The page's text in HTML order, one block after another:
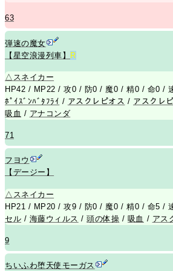
63
弾速の魔女
【星空浪漫列車】 R
△ スネイカー
HP42 / MP22 / 攻0 / 防0 / 魔0 / 精0 / 命0 /
ﾎﾟｲｽﾞﾝﾊﾞﾀﾌﾗｲ / アスクレピオス / アスクレ
吸血 / アナコンダ
71
フヨウ
【デージー】
△ スネイカー
HP21 / MP20 / 攻9 / 防0 / 魔0 / 精0 / 命5 /
セル / 海藤ウィルス /頭の体操 / 吸血 / アス
9
ちいふわ堕天使モーガス